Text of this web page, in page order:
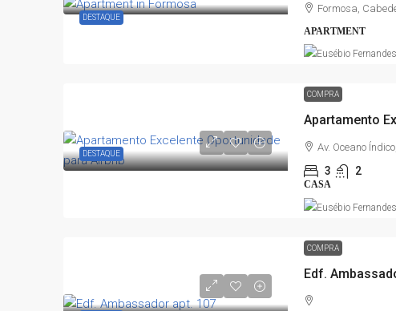
DESTAQUE
Formosa,
APARTMENT
DESTAQUE
COMPRA
Av. Oceano
3 2
CASA
COMPRA
Edf.